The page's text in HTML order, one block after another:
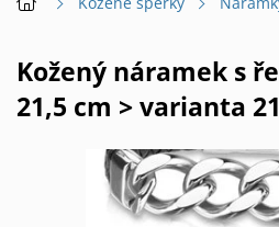
Kožený náramek s řetězem, délka
21,5 cm > varianta